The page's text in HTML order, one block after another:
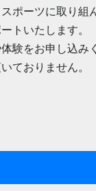
ポーツに取り組
トいたします。
験をお申し込み
ておりません。